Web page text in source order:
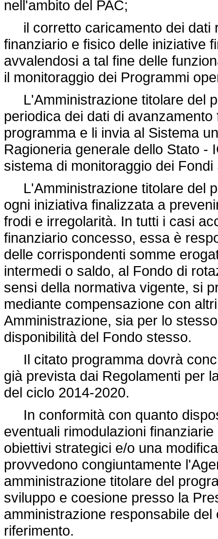
nell'ambito del PAC;
il corretto caricamento dei dati
finanziario e fisico delle iniziative
avvalendosi a tal fine delle
il monitoraggio dei Programmi
L'Amministrazione titolare del
periodica dei dati di
programma e li invia al Sistema
Ragioneria generale dello Stato -
sistema di monitoraggio dei
L'Amministrazione titolare del
ogni iniziativa finalizzata a
frodi e irregolarità. In tutti i casi
finanziario concesso, essa è
delle corrispondenti somme
intermedi o saldo, al Fondo di
sensi della normativa vigente, si
mediante compensazione con
Amministrazione, sia per lo
disponibilità del Fondo stesso.
Il citato programma dovrà
già prevista dai Regolamenti per
del ciclo 2014-2020.
In conformità con quanto
eventuali rimodulazioni
obiettivi strategici e/o una
provvedono congiuntamente
amministrazione titolare del
sviluppo e coesione presso la
amministrazione responsabile
riferimento.